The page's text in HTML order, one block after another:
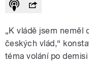
„K vládě jsem neměl
českých vlád,“
téma volání po